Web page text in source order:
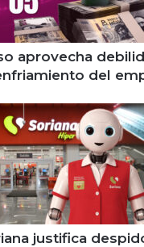
aprovecha
del
justifica